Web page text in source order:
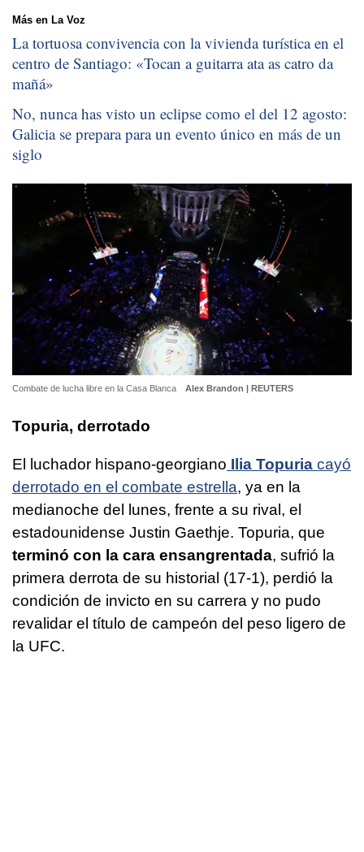
Más en La Voz
La tortuosa convivencia con la vivienda turística en el
centro de Santiago: «Tocan a guitarra ata as catro da
mañá»
No, nunca has visto un eclipse como el del 12 agosto:
Galicia se prepara para un evento único en más de un
siglo
Combate de lucha libre en la Casa Blanca Alex Brandon | REUTERS
Topuria, derrotado
El luchador hispano-georgiano Ilia Topuria cayó
derrotado en el combate estrella, ya en la
medianoche del lunes, frente a su rival, el
estadounidense Justin Gaethje. Topuria, que
terminó con la cara ensangrentada, sufrió la
primera derrota de su historial (17-1), perdió la
condición de invicto en su carrera y no pudo
revalidar el título de campeón del peso ligero de
la UFC.